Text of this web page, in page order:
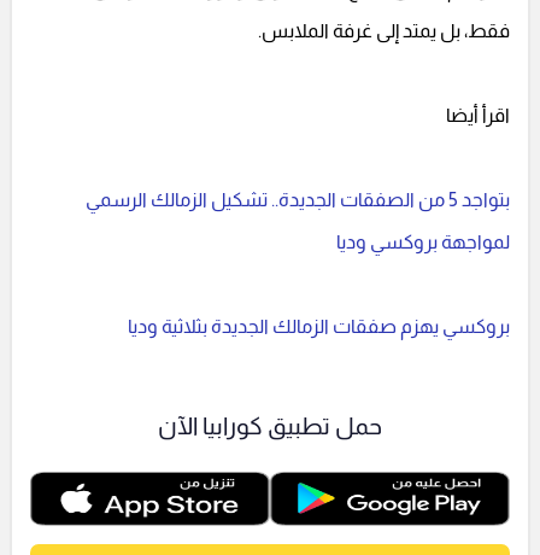
فقط، بل يمتد إلى غرفة الملابس.
اقرأ أيضا
بتواجد 5 من الصفقات الجديدة.. تشكيل الزمالك الرسمي
لمواجهة بروكسي وديا
بروكسي يهزم صفقات الزمالك الجديدة بثلاثية وديا
حمل تطبيق كورابيا الآن